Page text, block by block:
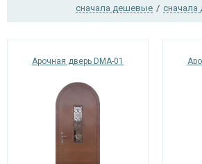
+7 (495) 409-
сначала дешевые / сначала
Арочная дверь DMA-01